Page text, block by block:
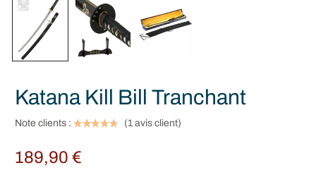
Katana Kill Bill Tranchant
Note clients : (1 avis client)
189,90€